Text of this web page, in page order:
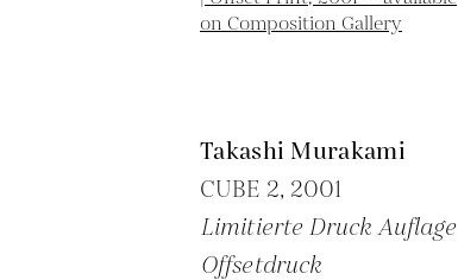
Takashi Murakami
CUBE 2, 2001
Limitierte Druck Auflage
Offsetdruck